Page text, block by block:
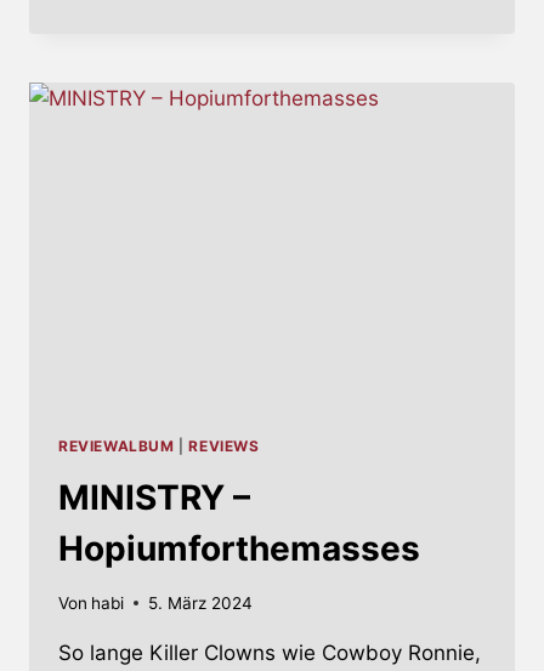
REVIEWALBUM |REVIEWS
MINISTRY –
Hopiumforthemasses
Von habi 5. März 2024
So lange Killer Clowns wie Cowboy Ronnie,